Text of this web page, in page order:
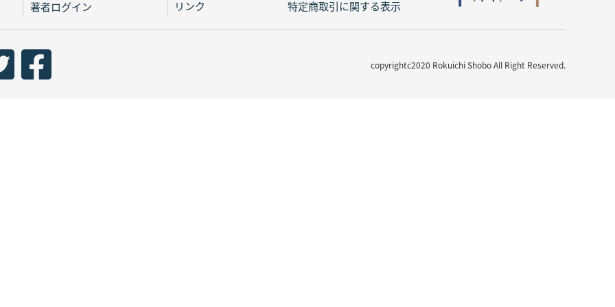
著者ログイン リンク 特定商取引に関する表示
copyrightc2020 Rokuichi Shobo All Right Reserved.